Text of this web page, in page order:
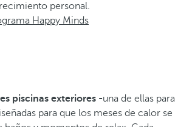
personal.
Happy Minds
piscinas exteriores -una de ellas para
para que los meses de calor se